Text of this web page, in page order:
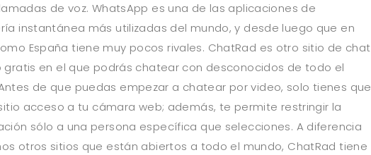
de voz. WhatsApp es una de las aplicaciones de
instantánea más utilizadas del mundo, y desde luego que en
España tiene muy pocos rivales. ChatRad es otro sitio de chat
gratis en el que podrás chatear con desconocidos de todo el
de que puedas empezar a chatear por video, solo tienes que
acceso a tu cámara web; además, te permite restringir la
sólo a una persona específica que selecciones. A diferencia
otros sitios que están abiertos a todo el mundo, ChatRad tiene